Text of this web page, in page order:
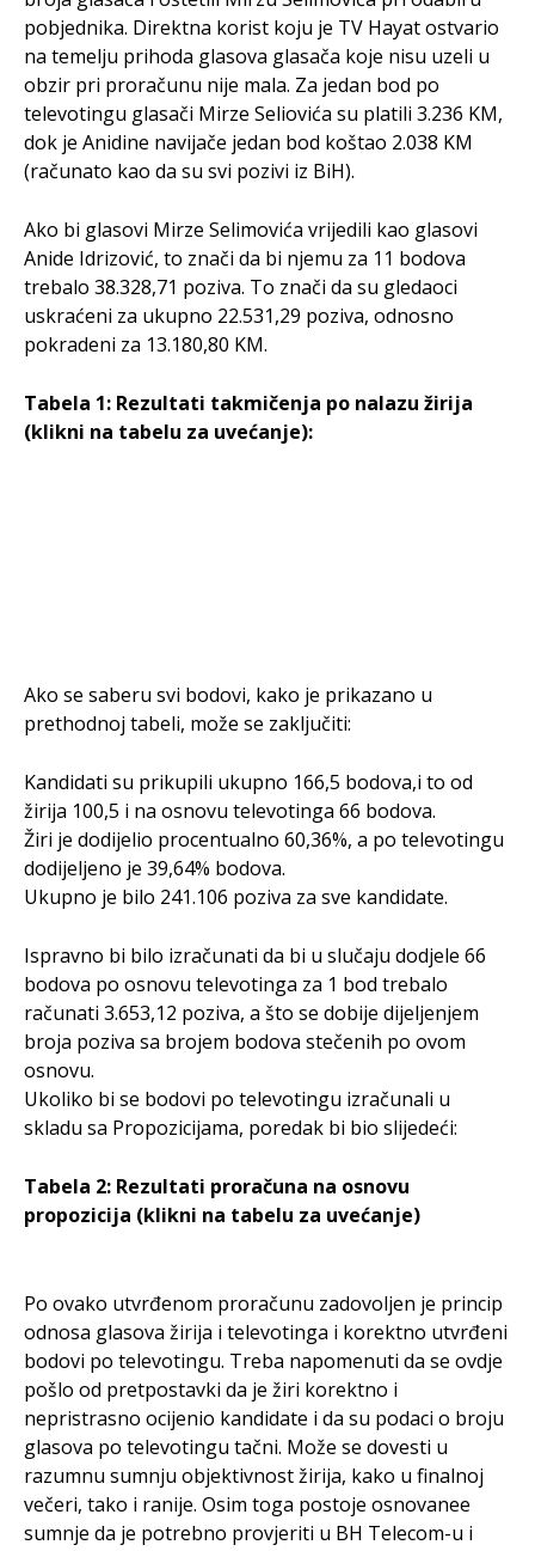
pobjednika. Direktna korist koju je TV Hayat ostvario
na temelju prihoda glasova glasača koje nisu uzeli u
obzir pri proračunu nije mala. Za jedan bod po
televotingu glasači Mirze Seliovića su platili 3.236 KM,
dok je Anidine navijače jedan bod koštao 2.038 KM
(računato kao da su svi pozivi iz BiH).
Ako bi glasovi Mirze Selimovića vrijedili kao glasovi
Anide Idrizović, to znači da bi njemu za 11 bodova
trebalo 38.328,71 poziva. To znači da su gledaoci
uskraćeni za ukupno 22.531,29 poziva, odnosno
pokradeni za 13.180,80 KM.
Tabela 1: Rezultati takmičenja po nalazu žirija
(klikni na tabelu za uvećanje):
Ako se saberu svi bodovi, kako je prikazano u
prethodnoj tabeli, može se zaključiti:
Kandidati su prikupili ukupno 166,5 bodova,i to od
žirija 100,5 i na osnovu televotinga 66 bodova.
Žiri je dodijelio procentualno 60,36%, a po televotingu
dodijeljeno je 39,64% bodova.
Ukupno je bilo 241.106 poziva za sve kandidate.
Ispravno bi bilo izračunati da bi u slučaju dodjele 66
bodova po osnovu televotinga za 1 bod trebalo
računati 3.653,12 poziva, a što se dobije dijeljenjem
broja poziva sa brojem bodova stečenih po ovom
osnovu.
Ukoliko bi se bodovi po televotingu izračunali u
skladu sa Propozicijama, poredak bi bio slijedeći:
Tabela 2: Rezultati proračuna na osnovu
propozicija (klikni na tabelu za uvećanje)
Po ovako utvrđenom proračunu zadovoljen je princip
odnosa glasova žirija i televotinga i korektno utvrđeni
bodovi po televotingu. Treba napomenuti da se ovdje
pošlo od pretpostavki da je žiri korektno i
nepristrasno ocijenio kandidate i da su podaci o broju
glasova po televotingu tačni. Može se dovesti u
razumnu sumnju objektivnost žirija, kako u finalnoj
večeri, tako i ranije. Osim toga postoje osnovanee
sumnje da je potrebno provjeriti u BH Telecom-u i